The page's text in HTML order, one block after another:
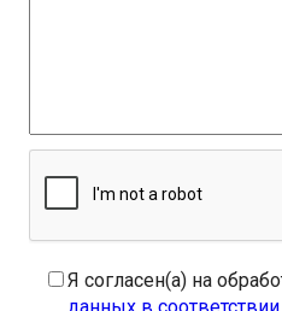
Я согласен(а) на